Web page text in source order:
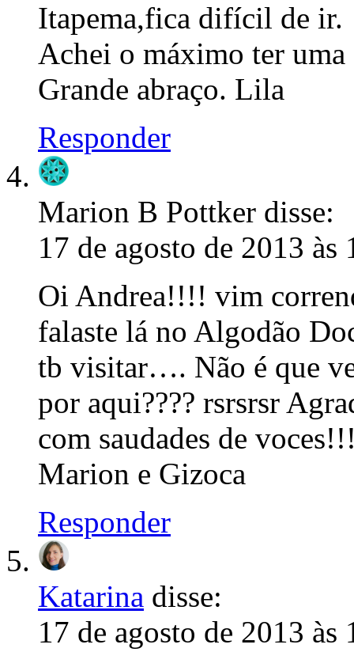
Itapema,fica difícil de ir.
Achei o máximo ter uma
Grande abraço. Lila
Responder
Marion B Pottker disse:
17 de agosto de 2013 às
Oi Andrea!!!! vim
falaste lá no Algodão
tb visitar…. Não é que
por aqui???? rsrsrsr
com saudades de
Marion e Gizoca
Responder
Katarina disse:
17 de agosto de 2013 às